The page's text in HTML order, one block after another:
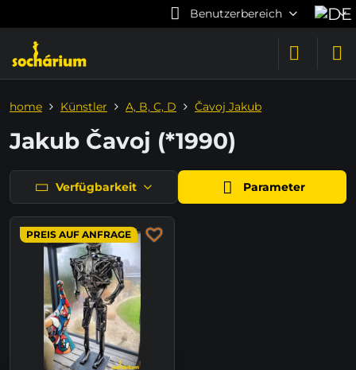
Benutzerbereich
home Künstler A, B, C, D Čavoj Jakub
Jakub Čavoj (*1990)
Verfügbarkeit Parameter
PREIS AUF ANFRAGE